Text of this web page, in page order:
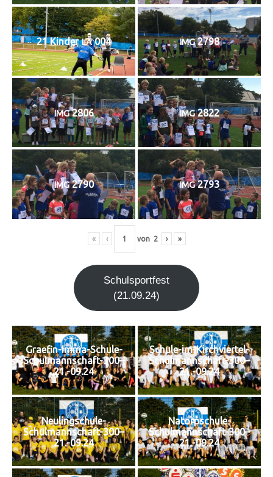
21 Kin­derLA004 IMG2798
IMG2806 IMG2822
IMG2790 IMG2793
« ‹ von 2 › »
Schul­sport­fest
(21.09.24)
Graefin-Imma-Schule-
Schulmannschaft-300–
21.-09.24
Schule-im-Kirchviertel-
Schulmannschaft-300–
21.-09.24
Neulingschule-
Schulmannschaft-300–
21.-09.24
Natorpschule-
Schulmannschaft-300–
21.-09.24